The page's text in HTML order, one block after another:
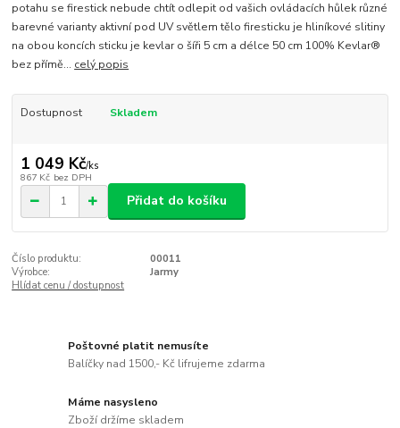
potahu se firestick nebude chtít odlepit od vašich ovládacích hůlek různé
barevné varianty aktivní pod UV světlem tělo firesticku je hliníkové slitiny
na obou koncích sticku je kevlar o šíři 5 cm a délce 50 cm 100% Kevlar®
bez přímě... celý popis
Dostupnost Skladem
1 049 Kč/ks
867 Kč bez DPH
Přidat do košíku
Číslo produktu:
00011
Výrobce:
Jarmy
Hlídat cenu / dostupnost
Poštovné platit nemusíte
Balíčky nad 1500,- Kč lifrujeme zdarma
Máme nasysleno
Zboží držíme skladem